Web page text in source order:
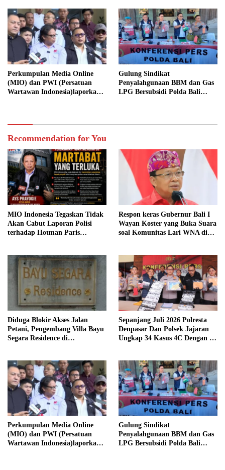
Dipertanyakan
Perkumpulan Media Online
(MIO) dan PWI (Persatuan
Wartawan Indonesia)laporkan
Gulung Sindikat
Penyalahgunaan BBM dan Gas
LPG Bersubsidi Polda Bali
Recommendation for You
MIO Indonesia Tegaskan Tidak
Akan Cabut Laporan Polisi
terhadap Hotman Paris
Respon keras Gubernur Bali I
Wayan Koster yang Buka Suara
soal Komunitas Lari WNA di
Diduga Blokir Akses Jalan
Petani, Pengembang Villa Bayu
Segara Residence di
Dipertanyakan
Sepanjang Juli 2026 Polresta
Denpasar Dan Polsek Jajaran
Ungkap 34 Kasus 4C Dengan 42
Perkumpulan Media Online
(MIO) dan PWI (Persatuan
Wartawan Indonesia)laporkan
Gulung Sindikat
Penyalahgunaan BBM dan Gas
LPG Bersubsidi Polda Bali